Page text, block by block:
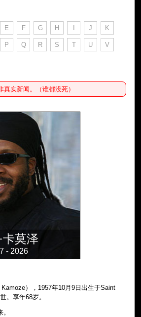
E F G H I J K
P Q R S T U V
真实新闻。（谁都没死）
卡莫泽
- 2026
），1957年10月9日出生于Saint
。享年68岁。